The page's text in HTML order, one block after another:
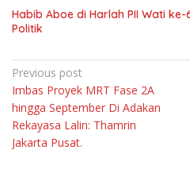
Habib Aboe di Harlah PII Wati
Politik
Navigasi
pos
Previous post
Imbas Proyek MRT Fase 2A
hingga September Di Adakan
Rekayasa Lalin: Thamrin
Jakarta Pusat.